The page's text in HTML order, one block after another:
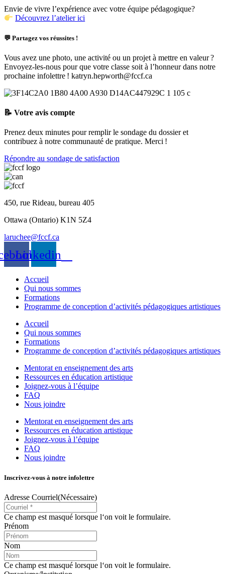
Envie de vivre l’expérience avec votre équipe pédagogique?
Découvrez l’atelier ici
💬 Partagez vos réussites !
Vous avez une photo, une activité ou un projet à mettre en valeur?
Envoyez-les-nous pour que votre classe soit à l’honneur dans notre
prochaine infolettre ! katryn.hepworth@fccf.ca
📝 Votre avis compte
Prenez deux minutes pour remplir le sondage du dossier et
contribuez à notre communauté de pratique. Merci !
Répondre au sondage de satisfaction
450, rue Rideau, bureau 405
Ottawa (Ontario) K1N 5Z4
laruchee@fccf.ca
Linkedin
Accueil
Qui nous sommes
Formations
Programme de conception d’activités pédagogiques artistiques
Accueil
Qui nous sommes
Formations
Programme de conception d’activités pédagogiques artistiques
Mentorat en enseignement des arts
Ressources en éducation artistique
Joignez-vous à l’équipe
FAQ
Nous joindre
Mentorat en enseignement des arts
Ressources en éducation artistique
Joignez-vous à l’équipe
FAQ
Nous joindre
Inscrivez-vous à notre infolettre
Adresse Courriel(Nécessaire)
Ce champ est masqué lorsque l‘on voit le formulaire.
Prénom
Nom
Ce champ est masqué lorsque l‘on voit le formulaire.